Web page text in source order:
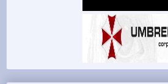
АВТОПРОДАЖИ — сайт
ПРИЁМ ПЛАТЕЖЕЙ—
ручных продаж.
КРИПТО-МИКСЕР